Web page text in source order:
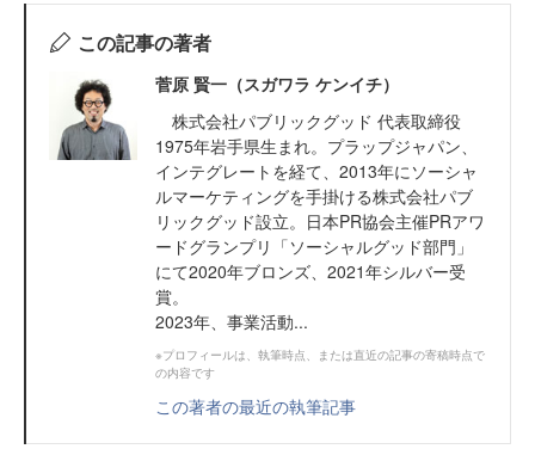
この記事の著者
菅原 賢一（スガワラ ケンイチ）
株式会社パブリックグッド 代表取締役
1975年岩手県生まれ。プラップジャパン、
インテグレートを経て、2013年にソーシャ
ルマーケティングを手掛ける株式会社パブ
リックグッド設立。日本PR協会主催PRアワ
ードグランプリ「ソーシャルグッド部門」
にて2020年ブロンズ、2021年シルバー受
賞。
2023年、事業活動...
※プロフィールは、執筆時点、または直近の記事の寄稿時点で
の内容です
この著者の最近の執筆記事